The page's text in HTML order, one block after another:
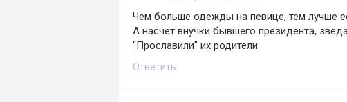
Чем больше одежды на певице, тем лучше
А насчет внучки бывшего президента,
"Прославили" их родители.
Ответить